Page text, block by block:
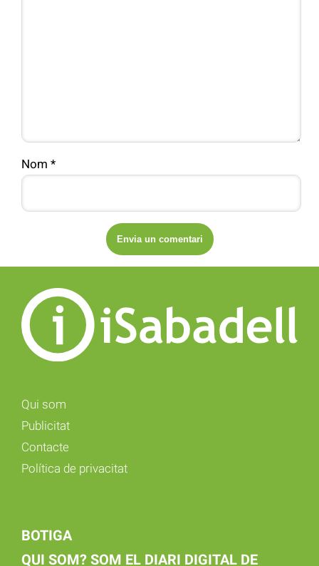
Nom *
Qui som
Publicitat
Contacte
Política de privacitat
BOTIGA
QUI SOM? SOM EL DIARI DIGITAL DE